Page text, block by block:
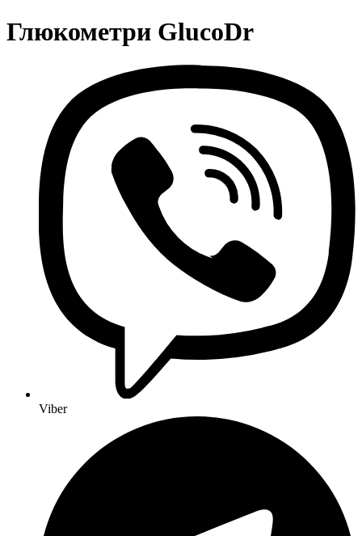
Глюкометри GlucoDr
Viber